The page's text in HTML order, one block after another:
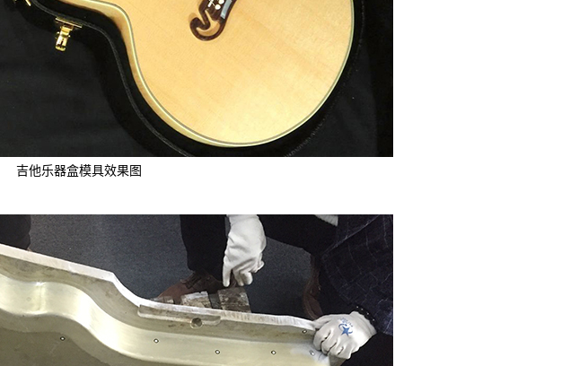
吉他乐器盒模具效果图